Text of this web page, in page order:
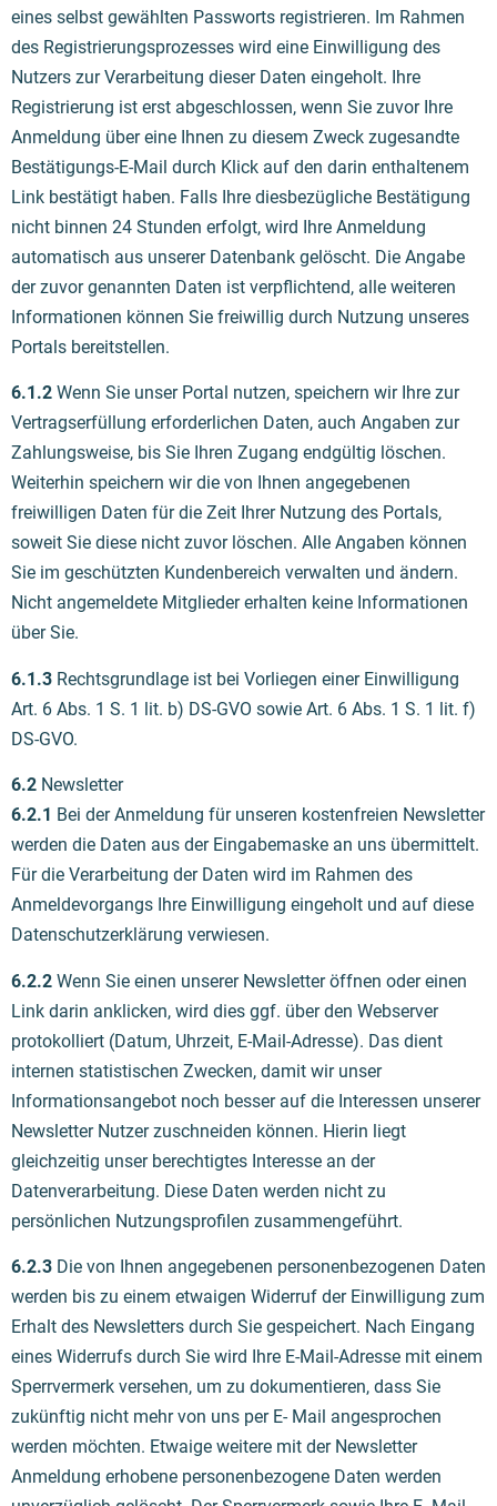
eines selbst gewählten Passworts registrieren. Im Rahmen
des Registrierungsprozesses wird eine Einwilligung des
Nutzers zur Verarbeitung dieser Daten eingeholt. Ihre
Registrierung ist erst abgeschlossen, wenn Sie zuvor Ihre
Anmeldung über eine Ihnen zu diesem Zweck zugesandte
Bestätigungs-E-Mail durch Klick auf den darin enthaltenem
Link bestätigt haben. Falls Ihre diesbezügliche Bestätigung
nicht binnen 24 Stunden erfolgt, wird Ihre Anmeldung
automatisch aus unserer Datenbank gelöscht. Die Angabe
der zuvor genannten Daten ist verpflichtend, alle weiteren
Informationen können Sie freiwillig durch Nutzung unseres
Portals bereitstellen.
6.1.2 Wenn Sie unser Portal nutzen, speichern wir Ihre zur
Vertragserfüllung erforderlichen Daten, auch Angaben zur
Zahlungsweise, bis Sie Ihren Zugang endgültig löschen.
Weiterhin speichern wir die von Ihnen angegebenen
freiwilligen Daten für die Zeit Ihrer Nutzung des Portals,
soweit Sie diese nicht zuvor löschen. Alle Angaben können
Sie im geschützten Kundenbereich verwalten und ändern.
Nicht angemeldete Mitglieder erhalten keine Informationen
über Sie.
6.1.3 Rechtsgrundlage ist bei Vorliegen einer Einwilligung
Art. 6 Abs. 1 S. 1 lit. b) DS-GVO sowie Art. 6 Abs. 1 S. 1 lit. f)
DS-GVO.
6.2 Newsletter
6.2.1 Bei der Anmeldung für unseren kostenfreien Newsletter
werden die Daten aus der Eingabemaske an uns übermittelt.
Für die Verarbeitung der Daten wird im Rahmen des
Anmeldevorgangs Ihre Einwilligung eingeholt und auf diese
Datenschutzerklärung verwiesen.
6.2.2 Wenn Sie einen unserer Newsletter öffnen oder einen
Link darin anklicken, wird dies ggf. über den Webserver
protokolliert (Datum, Uhrzeit, E-Mail-Adresse). Das dient
internen statistischen Zwecken, damit wir unser
Informationsangebot noch besser auf die Interessen unserer
Newsletter Nutzer zuschneiden können. Hierin liegt
gleichzeitig unser berechtigtes Interesse an der
Datenverarbeitung. Diese Daten werden nicht zu
persönlichen Nutzungsprofilen zusammengeführt.
6.2.3 Die von Ihnen angegebenen personenbezogenen Daten
werden bis zu einem etwaigen Widerruf der Einwilligung zum
Erhalt des Newsletters durch Sie gespeichert. Nach Eingang
eines Widerrufs durch Sie wird Ihre E-Mail-Adresse mit einem
Sperrvermerk versehen, um zu dokumentieren, dass Sie
zukünftig nicht mehr von uns per E- Mail angesprochen
werden möchten. Etwaige weitere mit der Newsletter
Anmeldung erhobene personenbezogene Daten werden